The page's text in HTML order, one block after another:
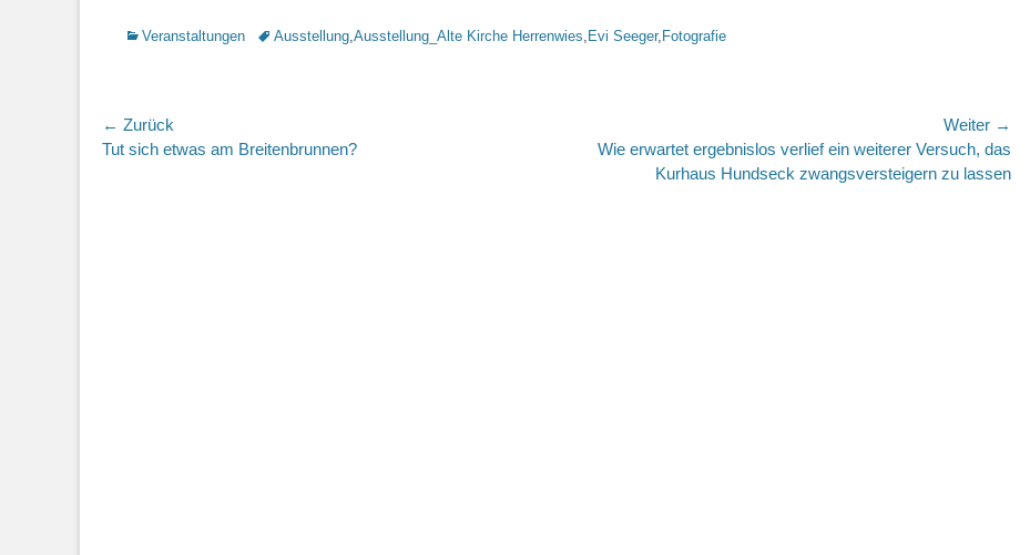
Kategorien
Veranstaltungen Schlagworte
Ausstellung,Ausstellung_Alte Kirche Herrenwies, Evi Seeger, Fotografie
Beitragsnavigation
← Zurück
Vorhergehender
Tut sich etwas am Breitenbrunnen?
Weiter →
NächsterWie erwartet ergebnislos verlief ein weiterer Versuch, das
Kurhaus Hundseck zwangsversteigern zu lassen